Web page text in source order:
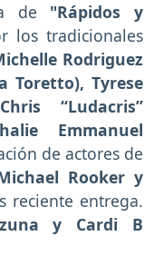
de "Rápidos y
los tradicionales
Rodriguez
Toretto), Tyrese
“Ludacris”
Emmanuel
de actores de
Rooker y
reciente entrega.
y Cardi B